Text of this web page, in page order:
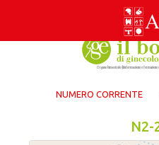
NUMERO CORRENTE
N2-